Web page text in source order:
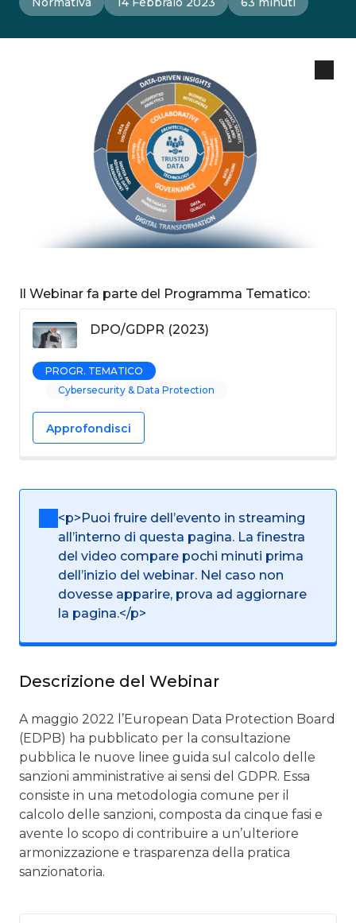
Il Webinar fa parte del Programma Tematico:
DPO/GDPR (2023)
PROGR. TEMATICO
Cybersecurity & Data Protection
Approfondisci
<p>Puoi fruire dell’evento in streaming
all’interno di questa pagina. La finestra
del video compare pochi minuti prima
dell’inizio del webinar. Nel caso non
dovesse apparire, prova ad aggiornare
la pagina.</p>
Descrizione del Webinar
A maggio 2022 l’European Data Protection Board
(EDPB) ha pubblicato per la consultazione
pubblica le nuove linee guida sul calcolo delle
sanzioni amministrative ai sensi del GDPR. Essa
consiste in una metodologia comune per il
calcolo delle sanzioni, composta da cinque fasi e
avente lo scopo di contribuire a un’ulteriore
armonizzazione e trasparenza della pratica
sanzionatoria.